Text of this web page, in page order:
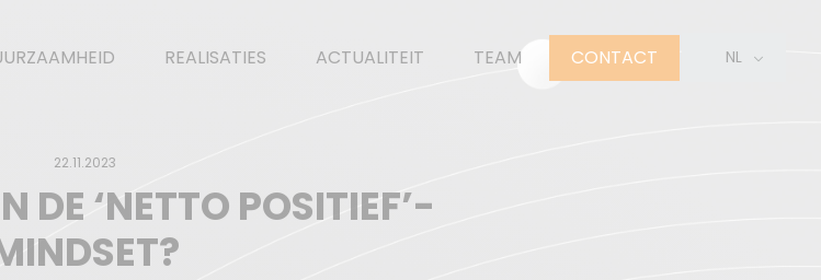
REALISATIES ACTUALITEIT TEAM CONTACT NL
EN
22.11.2023
DE ‘NETTO POSITIEF’-